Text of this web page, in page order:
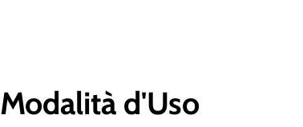
Modalità d'Uso